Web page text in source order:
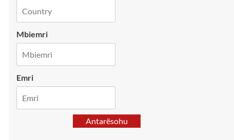
Mbiemri
Emri
Antarësohu